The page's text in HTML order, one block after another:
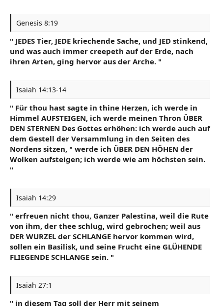
Genesis 8:19
" JEDES Tier, JEDE kriechende Sache, und JED stinkend,
und was auch immer creepeth auf der Erde, nach
ihren Arten, ging hervor aus der Arche. "
Isaiah 14:13-14
" Für thou hast sagte in thine Herzen, ich werde in
Himmel AUFSTEIGEN, ich werde meinen Thron ÜBER
DEN STERNEN Des Gottes erhöhen: ich werde auch auf
dem Gestell der Versammlung in den Seiten des
Nordens sitzen, " werde ich ÜBER DEN HÖHEN der
Wolken aufsteigen; ich werde wie am höchsten sein.
"
Isaiah 14:29
" erfreuen nicht thou, Ganzer Palestina, weil die Rute
von ihm, der thee schlug, wird gebrochen; weil aus
DER WURZEL der SCHLANGE hervor kommen wird,
sollen ein Basilisk, und seine Frucht eine GLÜHENDE
FLIEGENDE SCHLANGE sein. "
Isaiah 27:1
" in diesem Tag soll der Herr mit seinem